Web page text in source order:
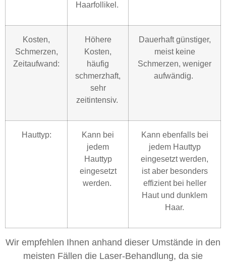
Haarfollikel.
Kosten,
Schmerzen,
Zeitaufwand:
Höhere
Kosten,
häufig
schmerzhaft,
sehr
zeitintensiv.
Dauerhaft günstiger,
meist keine
Schmerzen, weniger
aufwändig.
Hauttyp:
Kann bei
jedem
Hauttyp
eingesetzt
werden.
Kann ebenfalls bei
jedem Hauttyp
eingesetzt werden,
ist aber besonders
effizient bei heller
Haut und dunklem
Haar.
Wir empfehlen Ihnen anhand dieser Umstände in den
meisten Fällen die Laser-Behandlung, da sie